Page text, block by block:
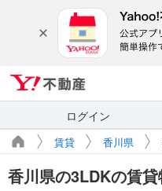
ログイン
賃貸 香川県
香川県の3LDKの賃